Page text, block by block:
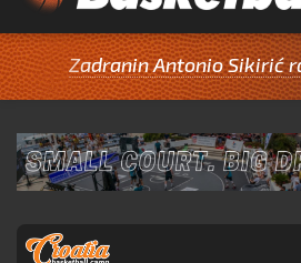
Zadranin Antonio Sikirić